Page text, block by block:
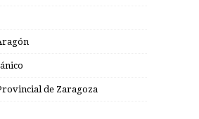
de Zaragoza